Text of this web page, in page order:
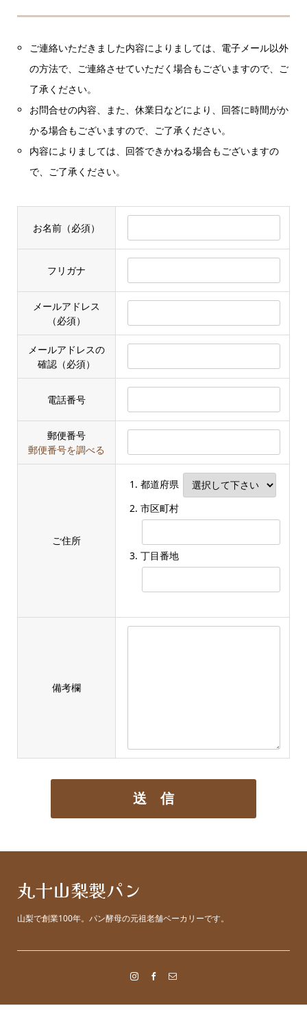
ご連絡いただきました内容によりましては、電子メール以外
の方法で、ご連絡させていただく場合もございますので、ご
了承ください。
お問合せの内容、また、休業日などにより、回答に時間がか
かる場合もございますので、ご了承ください。
内容によりましては、回答できかねる場合もございますの
で、ご了承ください。
お名前（必須）
フリガナ
メールアドレス
（必須）
メールアドレスの
確認（必須）
電話番号
郵便番号
郵便番号を調べる
ご住所
都道府県
市区町村
丁目番地
備考欄
送 信
丸十山梨製パン
山梨で創業100年。パン酵母の元祖老舗ベーカリーです。